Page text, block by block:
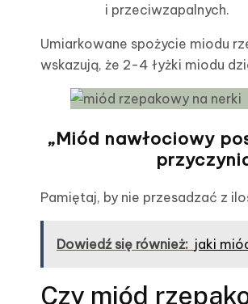
i przeciwzapalnych.
Umiarkowane spożycie miodu
wskazują, że 2-4 łyżki miodu
„Miód nawłociowy
Pamiętaj, by nie przesadzać z
Dowiedź się również: jaki
Czy miód